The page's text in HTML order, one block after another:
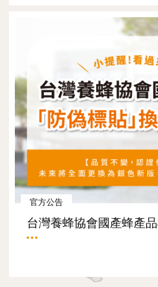
官方公告
台灣養蜂協會國產蜂產